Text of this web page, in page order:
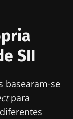
SII
basearam-se
para